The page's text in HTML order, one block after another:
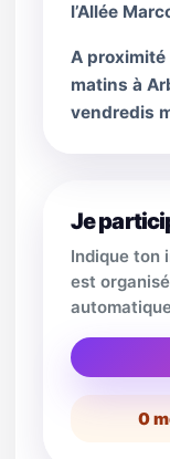
l’Allée
A
matins à
vendredis
Je
Indique ton
est
0